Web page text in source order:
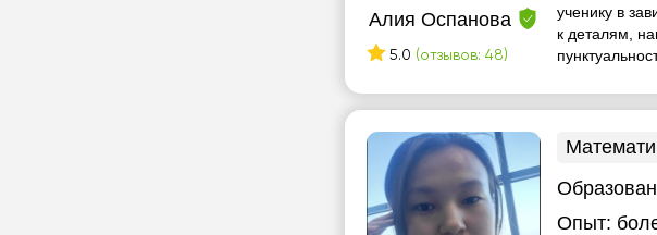
Алия Оспанова
5.0 (отзывов: 48)
ученику в
к деталям,
Опыт: